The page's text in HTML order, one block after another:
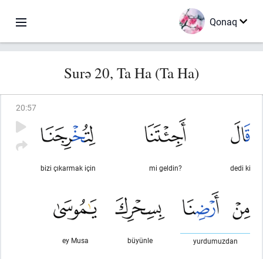
Qonaq
Surə 20, Ta Ha (Ta Ha)
20:57
dedi ki
mi geldin?
bizi çıkarmak için
yurdumuzdan
büyünle
ey Musa